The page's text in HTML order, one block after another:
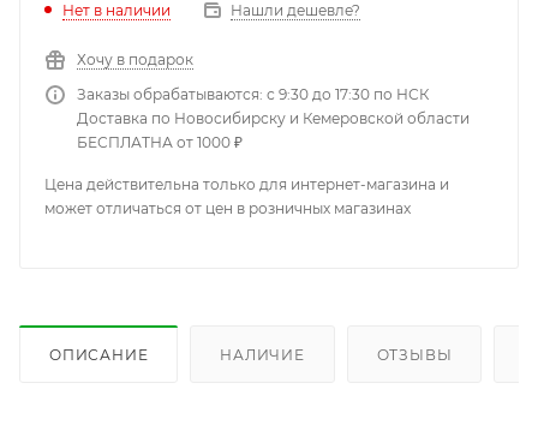
Нет в наличии Нашли дешевле?
Хочу в подарок
Заказы обрабатываются: с 9:30 до 17:30 по НСК
Доставка по Новосибирску и Кемеровской области
БЕСПЛАТНА от 1000 ₽
Цена действительна только для интернет-магазина и
может отличаться от цен в розничных магазинах
ОПИСАНИЕ НАЛИЧИЕ ОТЗЫВЫ